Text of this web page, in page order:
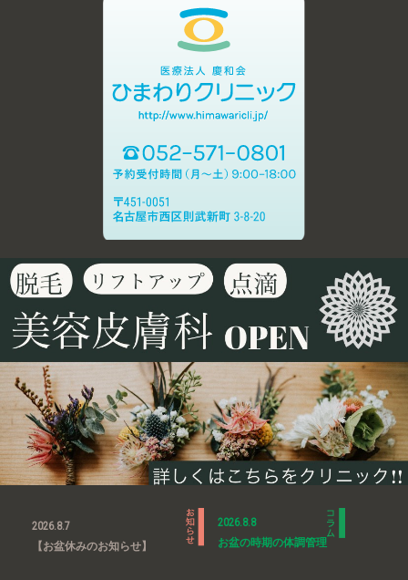
2026.8.7
【お盆休みのお知らせ】
2026.8.8
お盆の時期の体調管理